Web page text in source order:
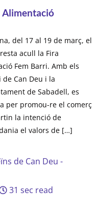
Alimentació
del 17 al 19 de març, el
acull la Fira
Fem Barri. Amb els
Can Deu i la
de Sabadell, es
per promou-re el comerç
la intenció de
el valors de […]
de Can Deu -
31 sec read